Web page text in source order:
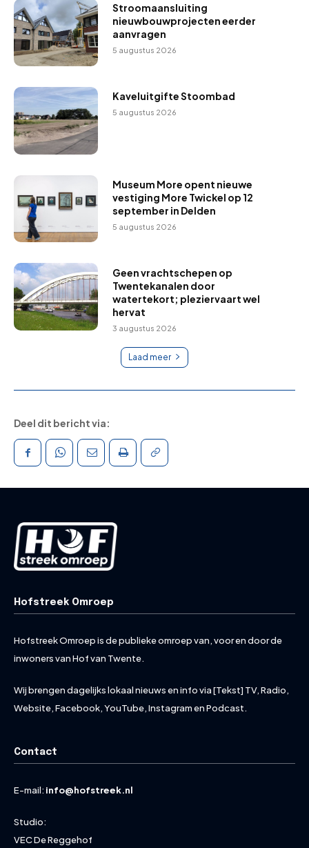
Stroomaansluiting
nieuwbouwprojecten eerder
aanvragen
5 augustus 2026
Kaveluitgifte Stoombad
5 augustus 2026
Museum More opent nieuwe
vestiging More Twickel op 12
september in Delden
5 augustus 2026
Geen vrachtschepen op
Twentekanalen door
watertekort; pleziervaart wel
hervat
3 augustus 2026
Laad meer
Deel dit bericht via:
Hofstreek Omroep
Hofstreek Omroep is de publieke omroep van, voor en door de
inwoners van Hof van Twente.
Wij brengen dagelijks lokaal nieuws en info via [Tekst] TV, Radio,
Website, Facebook, YouTube, Instagram en Podcast.
Contact
E-mail: info@hofstreek.nl
Studio:
VEC De Reggehof